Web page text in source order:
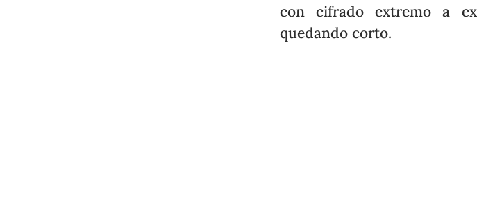
con cifrado extremo a
quedando corto.